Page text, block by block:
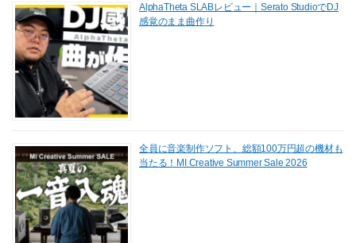
AlphaTheta SLABレビュー｜Serato StudioでDJ
感覚のまま曲作り
全員に音楽制作ソフト、総額100万円超の機材も
当たる！MI Creative Summer Sale 2026